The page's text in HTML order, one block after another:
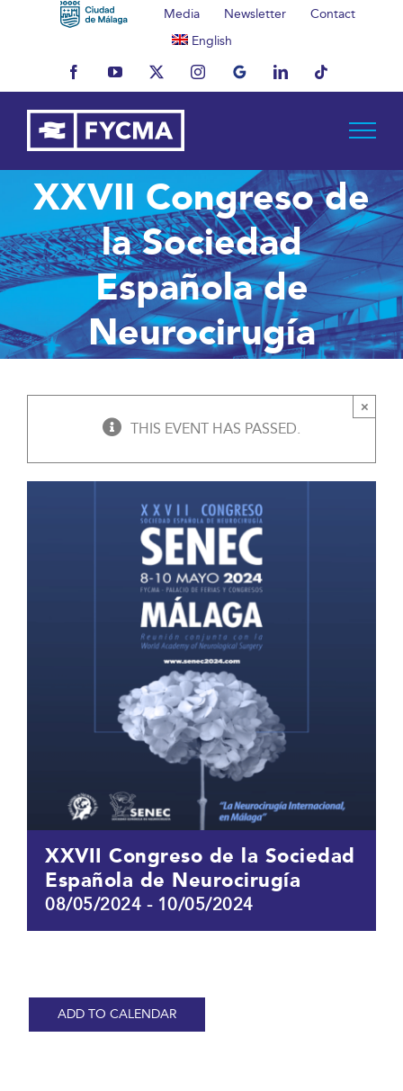
Media Newsletter
Contact
English
FacebookYouTubeX InstagramMyBusinessLinkedInTiktok
XXVII Congreso de
la Sociedad
Española de
Neurocirugía
THIS EVENT HAS PASSED.
×
XXVII Congreso de la Sociedad
Española de Neurocirugía
08/05/2024 - 10/05/2024
ADD TO CALENDAR